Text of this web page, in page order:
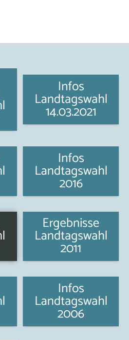
Infos
Landtagswahl
14.03.2021
Infos
Landtagswahl
2016
Ergebnisse
Landtagswahl
2011
Infos
Landtagswahl
2006